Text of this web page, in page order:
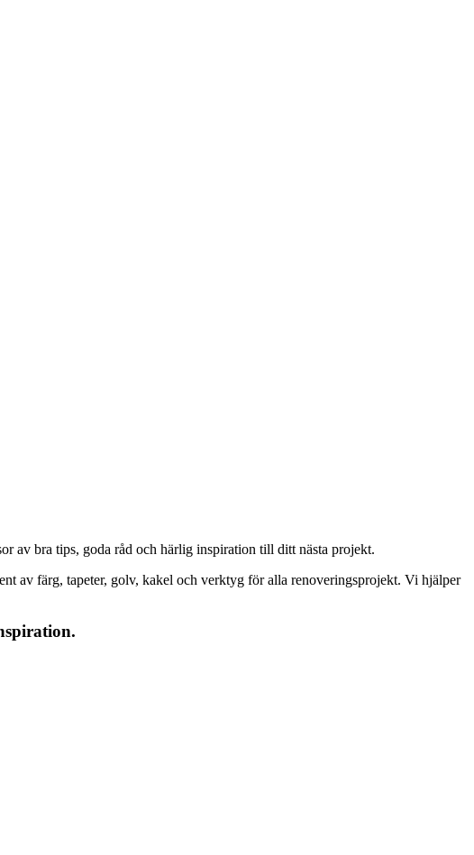
av bra tips, goda råd och härlig inspiration till ditt nästa projekt.
av färg, tapeter, golv, kakel och verktyg för alla renoveringsprojekt. Vi hjälper